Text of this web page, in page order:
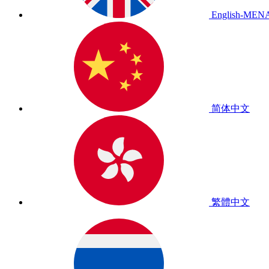
English-
简体中文
繁體中文